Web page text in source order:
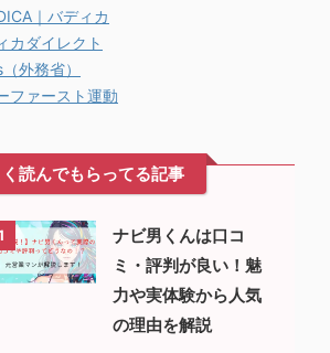
｜バディカ
カダイレクト
外務省）
ファースト運動
く読んでもらってる記事
ナビ男くんは口コ
ミ・評判が良い！魅
力や実体験から人気
の理由を解説